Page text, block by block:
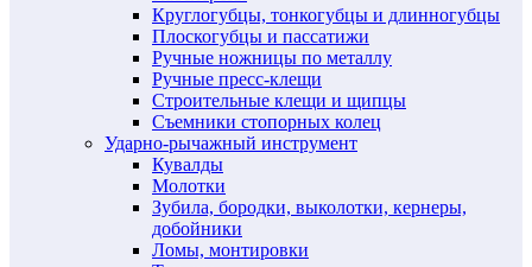
Круглогубцы, тонкогубцы и длинногубцы
Плоскогубцы и пассатижи
Ручные ножницы по металлу
Ручные пресс-клещи
Строительные клещи и щипцы
Съемники стопорных колец
Ударно-рычажный инструмент
Кувалды
Молотки
Зубила, бородки, выколотки, кернеры,
добойники
Ломы, монтировки